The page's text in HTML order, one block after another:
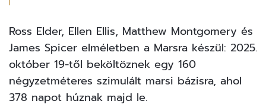
Ross Elder, Ellen Ellis, Matthew Montgomery és
James Spicer elméletben a Marsra készül: 2025.
október 19-től beköltöznek egy 160
négyzetméteres szimulált marsi bázisra, ahol
378 napot húznak majd le.